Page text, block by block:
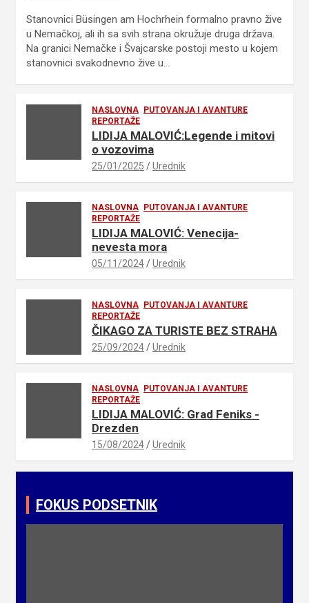
Stanovnici Büsingen am Hochrhein formalno pravno žive
u Nemačkoj, ali ih sa svih strana okružuje druga država.
Na granici Nemačke i Švajcarske postoji mesto u kojem
stanovnici svakodnevno žive u…
NASLOVNA
PUTOVANJA I AVANTURE
REPORTAŽE
LIDIJA MALOVIĆ:Legende i mitovi
o vozovima
25/01/2025 Urednik
NASLOVNA
PUTOVANJA I AVANTURE
REPORTAŽE
LIDIJA MALOVIĆ: Venecija-
nevesta mora
05/11/2024 Urednik
NASLOVNA
PUTOVANJA I AVANTURE
REPORTAŽE
ČIKAGO ZA TURISTE BEZ STRAHA
25/09/2024 Urednik
NASLOVNA
PUTOVANJA I AVANTURE
REPORTAŽE
LIDIJA MALOVIĆ: Grad Feniks -
Drezden
15/08/2024 Urednik
FOKUS PODSETNIK